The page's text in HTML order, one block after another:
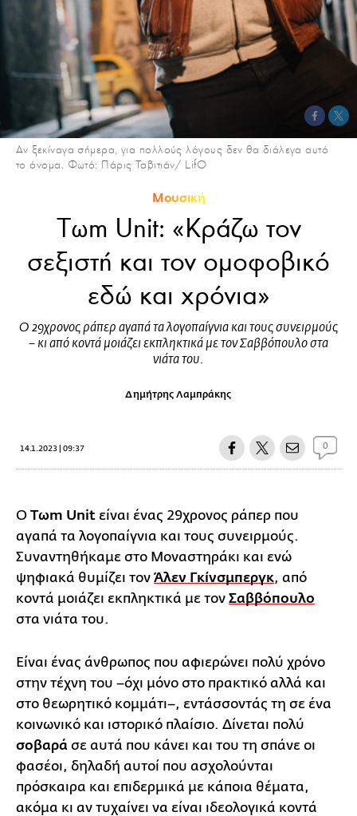
Αν ξεκίναγα σήμερα, για πολλούς λόγους δεν θα διάλεγα αυτό
το όνομα. Φωτό: Πάρις Ταβιτιάν/ LifO
Μουσική
Tωm Unit: «Κράζω τον
σεξιστή και τον ομοφοβικό
εδώ και χρόνια»
Ο 29χρονος ράπερ αγαπά τα λογοπαίγνια και τους συνειρμούς
– κι από κοντά μοιάζει εκπληκτικά με τον Σαββόπουλο στα
νιάτα του.
Δημήτρης Λαμπράκης
14.1.2023 | 09:37 0
Ο Tωm Unit είναι ένας 29χρονος ράπερ που
αγαπά τα λογοπαίγνια και τους συνειρμούς.
Συναντηθήκαμε στο Μοναστηράκι και ενώ
ψηφιακά θυμίζει τον Άλεν Γκίνσμπεργκ, από
κοντά μοιάζει εκπληκτικά με τον Σαββόπουλο
στα νιάτα του.
Είναι ένας άνθρωπος που αφιερώνει πολύ χρόνο
στην τέχνη του –όχι μόνο στο πρακτικό αλλά και
στο θεωρητικό κομμάτι–, εντάσσοντάς τη σε ένα
κοινωνικό και ιστορικό πλαίσιο. Δίνεται πολύ
σοβαρά σε αυτά που κάνει και του τη σπάνε οι
φασέοι, δηλαδή αυτοί που ασχολούνται
πρόσκαιρα και επιδερμικά με κάποια θέματα,
ακόμα κι αν τυχαίνει να είναι ιδεολογικά κοντά